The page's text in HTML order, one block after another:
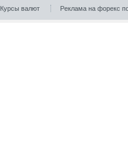
Курсы валют Реклама на форекс